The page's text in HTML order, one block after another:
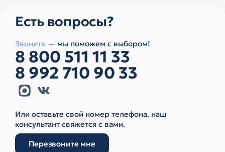
Есть вопросы?
Звоните — мы поможем с выбором!
8 800 511 11 33
8 992 710 90 33
Или оставьте свой номер телефона, наш
консультант свяжется с вами.
Перезвоните мне